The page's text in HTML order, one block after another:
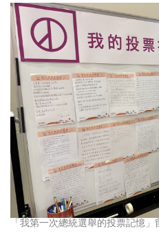
「我第一次總統選舉的投票記憶